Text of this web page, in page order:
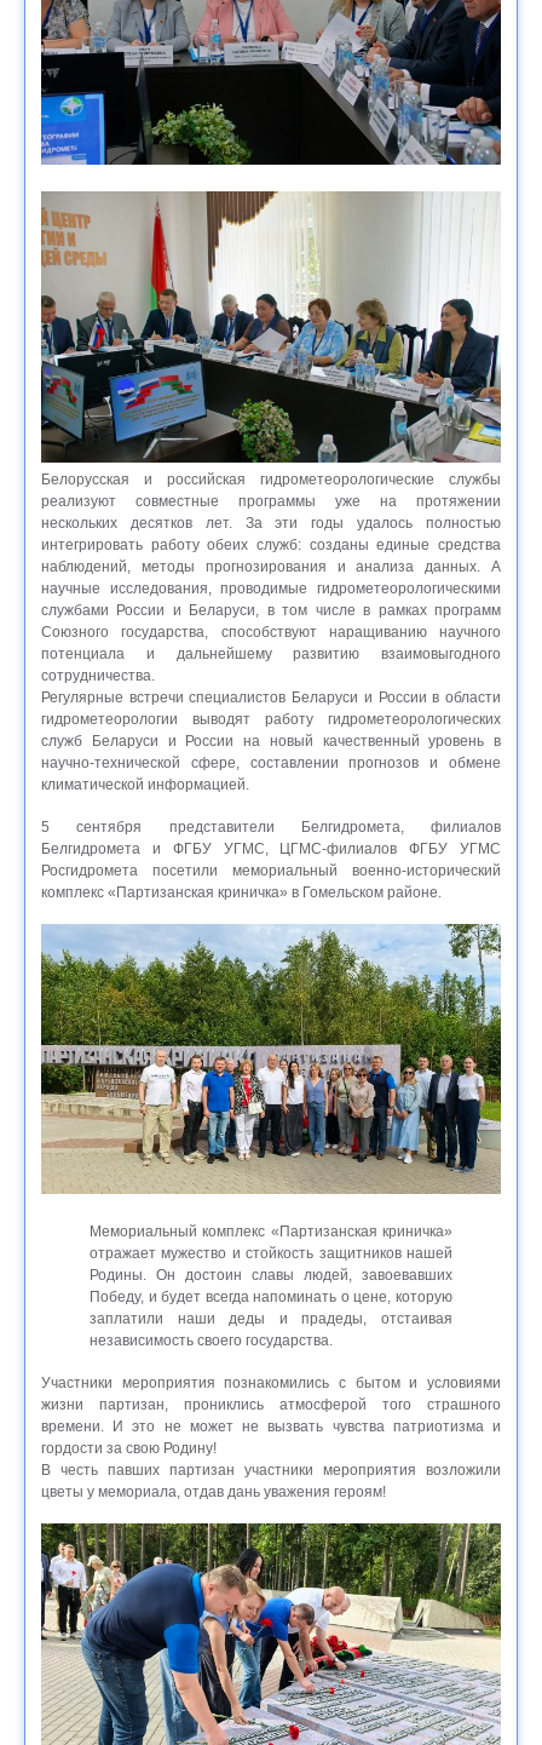
Белорусская и российская гидрометеорологические службы
реализуют совместные программы уже на протяжении
нескольких десятков лет. За эти годы удалось полностью
интегрировать работу обеих служб: созданы единые средства
наблюдений, методы прогнозирования и анализа данных. А
научные исследования, проводимые гидрометеорологическими
службами России и Беларуси, в том числе в рамках программ
Союзного государства, способствуют наращиванию научного
потенциала и дальнейшему развитию взаимовыгодного
сотрудничества.
Регулярные встречи специалистов Беларуси и России в области
гидрометеорологии выводят работу гидрометеорологических
служб Беларуси и России на новый качественный уровень в
научно-технической сфере, составлении прогнозов и обмене
климатической информацией.
5 сентября представители Белгидромета, филиалов
Белгидромета и ФГБУ УГМС, ЦГМС-филиалов ФГБУ УГМС
Росгидромета посетили мемориальный военно-исторический
комплекс «Партизанская криничка» в Гомельском районе.
Мемориальный комплекс «Партизанская криничка»
отражает мужество и стойкость защитников нашей
Родины. Он достоин славы людей, завоевавших
Победу, и будет всегда напоминать о цене, которую
заплатили наши деды и прадеды, отстаивая
независимость своего государства.
Участники мероприятия познакомились с бытом и условиями
жизни партизан, прониклись атмосферой того страшного
времени. И это не может не вызвать чувства патриотизма и
гордости за свою Родину!
В честь павших партизан участники мероприятия возложили
цветы у мемориала, отдав дань уважения героям!